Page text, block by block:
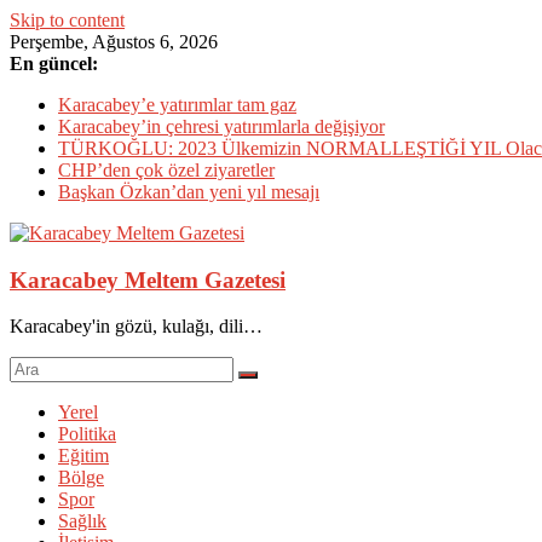
Skip to content
Perşembe, Ağustos 6, 2026
En güncel:
Karacabey’e yatırımlar tam gaz
Karacabey’in çehresi yatırımlarla değişiyor
TÜRKOĞLU: 2023 Ülkemizin NORMALLEŞTİĞİ YIL
CHP’den çok özel ziyaretler
Başkan Özkan’dan yeni yıl mesajı
Karacabey Meltem Gazetesi
Karacabey'in gözü, kulağı, dili…
Yerel
Politika
Eğitim
Bölge
Spor
Sağlık